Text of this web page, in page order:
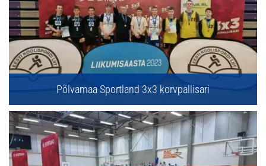
Põlvamaa Sportland 3x3 korvpallisari